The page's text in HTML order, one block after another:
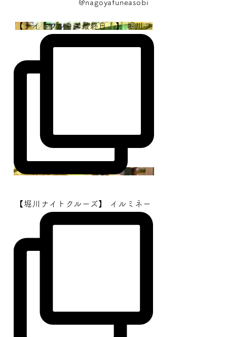
@nagoyafuneasobi
【ナイトクルーズ最終日！】 堀川フ
【堀川ナイトクルーズ】 イルミネー